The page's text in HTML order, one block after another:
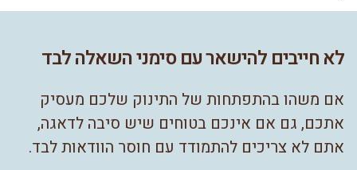
לא חייבים להישאר עם סימני השאלה לבד
אם משהו בהתפתחות של התינוק שלכם מעסיק
אתכם, גם אם אינכם בטוחים שיש סיבה לדאגה,
אתם לא צריכים להתמודד עם חוסר הוודאות לבד.